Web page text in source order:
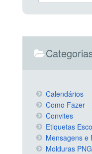
Calendários
Como Fazer
Convites
Etiquetas
Mensagens e
Molduras PNG